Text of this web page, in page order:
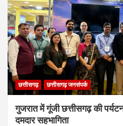
छत्तीसगढ़ छत्तीसगढ़ जनसंपर्क
गुजरात में गूंजी छत्तीसगढ़ की
दमदार सहभागिता